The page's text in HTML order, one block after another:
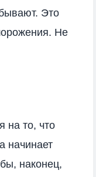
Это
Не
на то, что
начинает
наконец,